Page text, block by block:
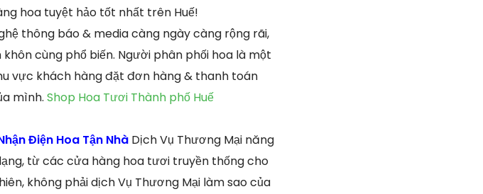
hoa tuyệt hảo tốt nhất trên Huế!
thông báo & media càng ngày càng rộng rãi,
cùng phổ biến. Người phân phối hoa là một
vực khách hàng đặt đơn hàng & thanh toán
mình. Shop Hoa Tươi Thành phố Huế
Điện Hoa Tận Nhà Dịch Vụ Thương Mại năng
từ các cửa hàng hoa tươi truyền thống cho
không phải dịch Vụ Thương Mại làm sao của